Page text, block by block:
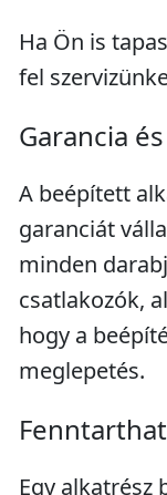
Ha Ön is
fel
Garancia
A beépített
garanciát
minden
csatlakozók,
hogy a
meglepetés.
Egy alkatrész